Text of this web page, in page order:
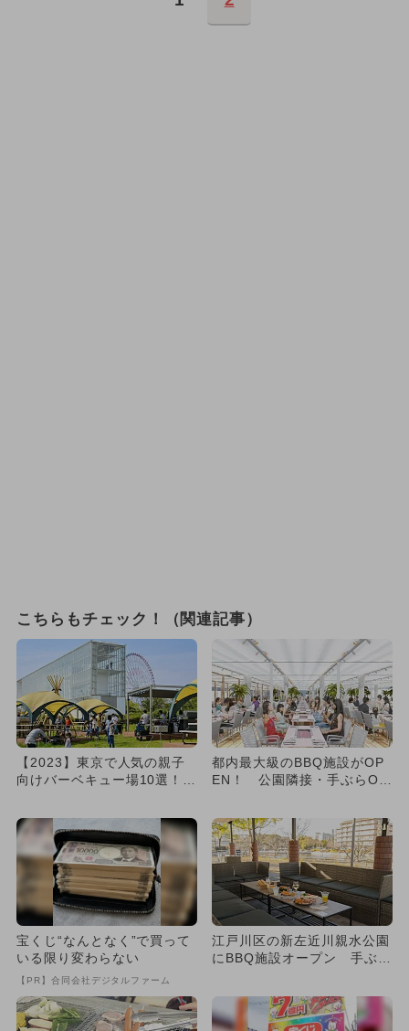
こちらもチェック！（関連記事）
【2023】東京で人気の親子
向けバーベキュー場10選！手
都内最大級のBBQ施設がOP
EN！ 公園隣接・手ぶらO
宝くじ“なんとなく”で買って
いる限り変わらない
【PR】合同会社デジタルファーム
江戸川区の新左近川親水公園
にBBQ施設オープン 手ぶら
然...